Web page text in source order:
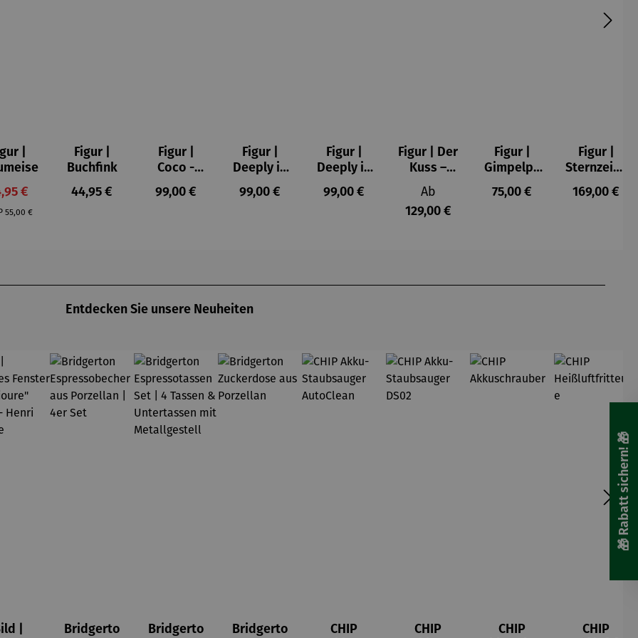
|
€
Regulärer Preis:
55,00 €
Figur |
Buchfink
Regulärer Preis:
44,95 €
Figur |
Coco -
Romero
Britto
Regulärer Preis:
99,00 €
Figur |
Deeply in
Love 1 -
Romero
Regulärer Preis:
99,00 €
Figur |
Deeply in
Love 2 -
Romero
Regulärer Preis:
99,00 €
Figur | Der
Kuss –
Gustav
Klimt
Regulärer Preis:
Ab
129,00 €
Figur |
Gimpelpa
ar
Regulärer Preis:
75,00 €
Figur |
Sternzeich
en -
männlich
Regulärer
169,00 €
Entdecken Sie unsere Neuheiten
|
Bridgerto
Bridgerto
Bridgerto
CHIP
CHIP
CHIP
CHIP
🎁 Rabatt sichern! 🎁